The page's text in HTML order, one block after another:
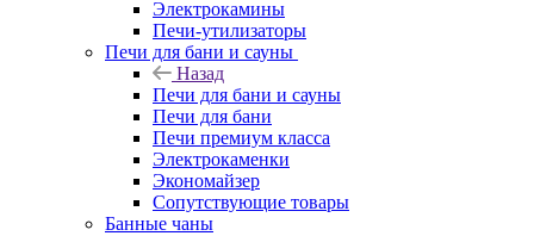
Электрокамины
Печи-утилизаторы
Печи для бани и сауны
Назад
Печи для бани и сауны
Печи для бани
Печи премиум класса
Электрокаменки
Экономайзер
Сопутствующие товары
Банные чаны